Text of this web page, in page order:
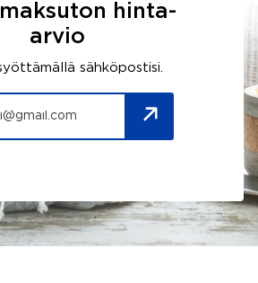
hinta-
arvio
sähköpostisi.